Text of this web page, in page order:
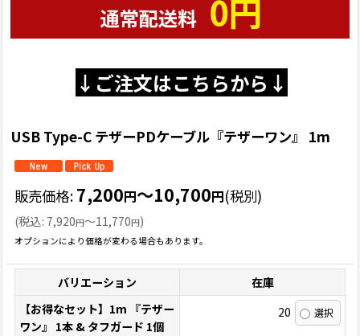
↓ご注文はこちらから↓
USB Type-C テザーPDケーブル『テザーワン』 1m
販売価格: 7,200円～10,700円(税別)
(税込: 7,920円～11,770円)
オプションにより価格が変わる場合もあります。
バリエーション
在庫
【お得なセット】1m 『テザー
ワン』 1本 & タフガード 1個
20